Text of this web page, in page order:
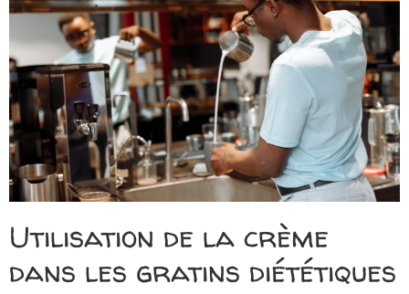
Utilisation de la crème
dans les gratins diététiques